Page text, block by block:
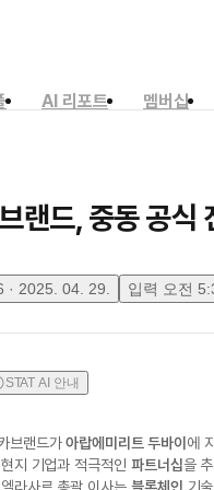
AI 리포트 멤버십
랜드, 중동 공식
· 2025. 04. 29. 입력 오전
STAT AI 안내
브랜드가아랍에미리트 두바이 에
지 기업과 적극적인 파트너십을